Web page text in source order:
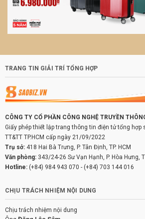
TRANG TIN GIẢI TRÍ TỔNG HỢP
CÔNG TY CỔ PHẦN CÔNG NGHỆ TRUYỀN
Giấy phép thiết lập trang thông tin điện tử tổng hợp
TT&TT TP.HCM cấp ngày 21/09/2022
Trụ sở: 418 Hai Bà Trưng, P. Tân Định, TP. HCM
Văn phòng: 343/24-26 Sư Vạn Hạnh, P. Hòa Hưng,
Hotline: (+84) 984 943 070 - (+84) 703 144 016
CHỊU TRÁCH NHIỆM NỘI DUNG
Chịu trách nhiệm nội dung